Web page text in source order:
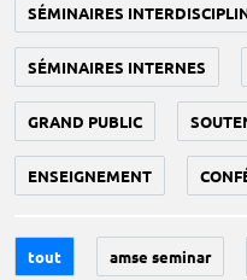
SÉMINAIRES
SÉMINAIRES INTERNES
GRAND PUBLIC
ENSEIGNEMENT
tout amse seminar